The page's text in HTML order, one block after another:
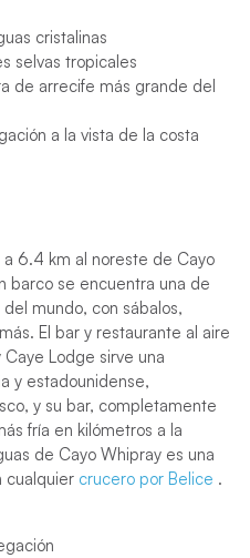
cristalinas
selvas tropicales
de arrecife más grande del
a la vista de la costa
6.4 km al noreste de Cayo
barco se encuentra una de
mundo, con sábalos,
El bar y restaurante al aire
Lodge sirve una
y estadounidense,
y su bar, completamente
fría en kilómetros a la
de Cayo Whipray es una
cualquier crucero por Belice .